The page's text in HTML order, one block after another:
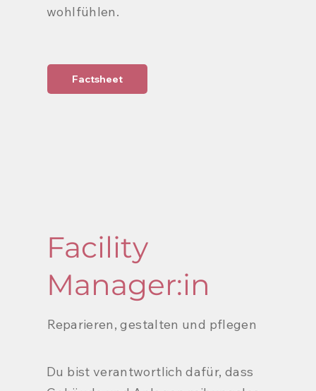
wohlfühlen.
Factsheet
Facility
Manager:in
Reparieren, gestalten und pflegen
Du bist verantwortlich dafür, dass